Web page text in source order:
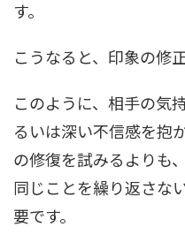
す。
こうなると、印象の修
このように、相手の気
るいは深い不信感を抱
の修復を試みるよりも
同じことを繰り返さな
要です。